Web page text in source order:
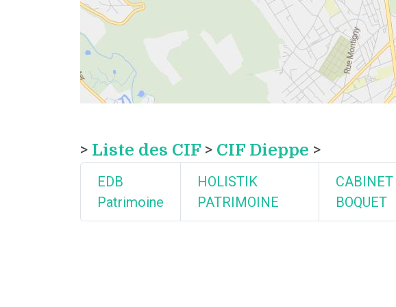
> Liste des CIF > CIF Dieppe >
EDB
Patrimoine
HOLISTIK
PATRIMOINE
CABINET
BOQUET